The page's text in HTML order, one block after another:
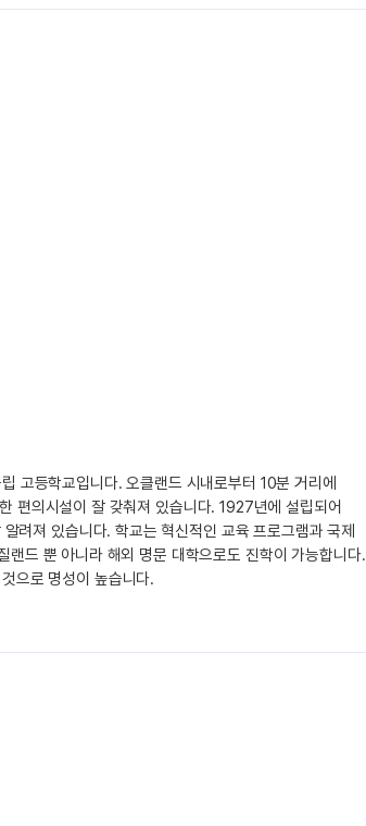
고등학교입니다. 오클랜드 시내로부터 10분 거리에
편의시설이 잘 갖춰져 있습니다. 1927년에 설립되어
려져 있습니다. 학교는 혁신적인 교육 프로그램과 국제
드 뿐 아니라 해외 명문 대학으로도 진학이 가능합니다.
으로 명성이 높습니다.